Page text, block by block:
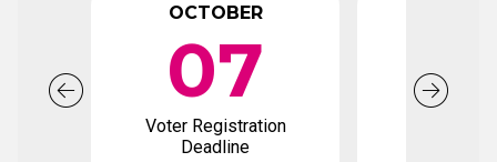
OCTOBER
07
Voter Registration
Deadline